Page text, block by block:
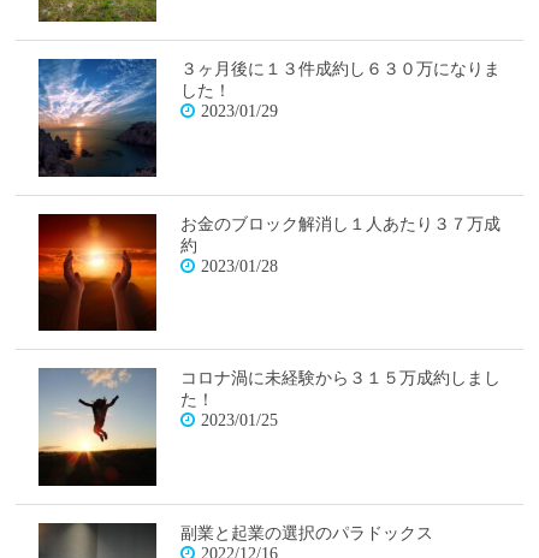
３ヶ月後に１３件成約し６３０万になりま
した！
2023/01/29
お金のブロック解消し１人あたり３７万成
約
2023/01/28
コロナ渦に未経験から３１５万成約しまし
た！
2023/01/25
副業と起業の選択のパラドックス
2022/12/16